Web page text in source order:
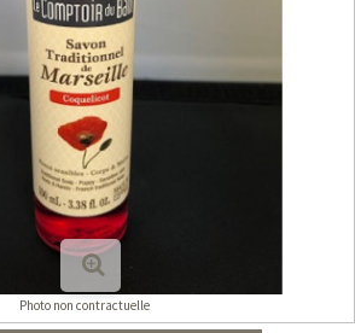
Photo non contractuelle